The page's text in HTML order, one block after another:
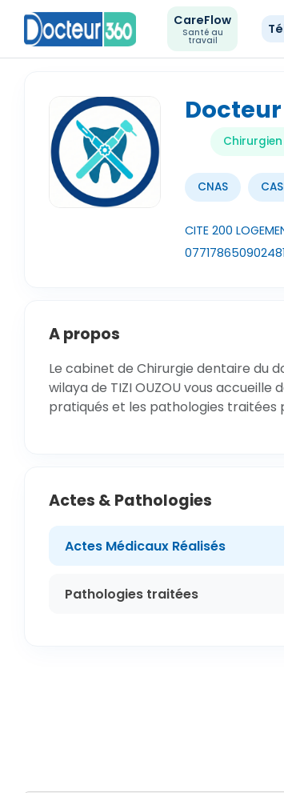
CareFlow
Santé au
travail
Docteur
CNAS
CITE 200
0771786509
A propos
Le cabinet de Chirurgie dentaire du
wilaya de TIZI OUZOU vous
pratiqués et les pathologies traitées
Actes & Pathologies
Actes Médicaux Réalisés
Pathologies traitées